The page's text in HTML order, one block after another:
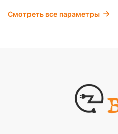
Смотреть все параметры